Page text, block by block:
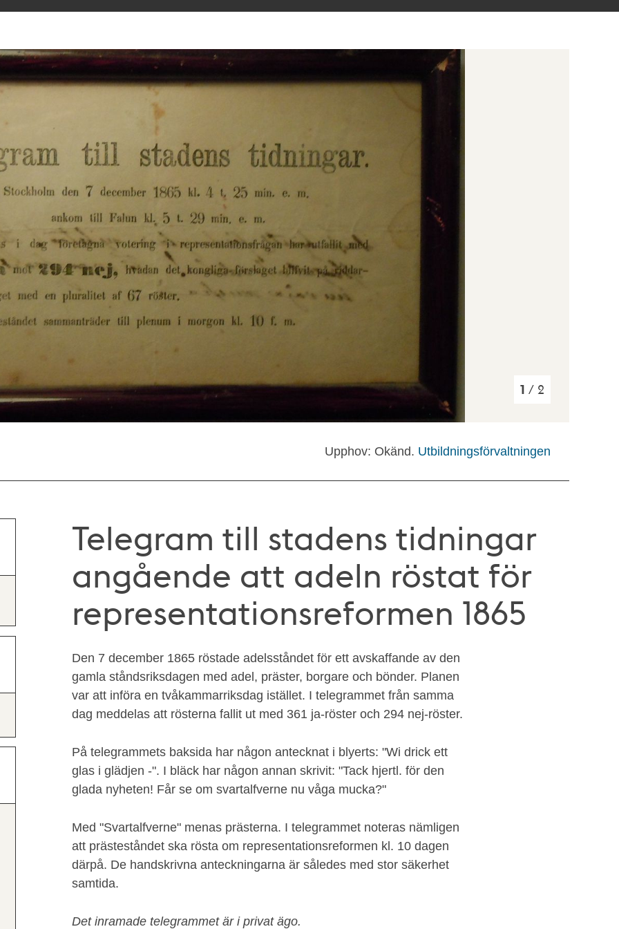
1 / 2
Upphov: Okänd. Utbildningsförvaltningen
Telegram till stadens tidningar
angående att adeln röstat för
representationsreformen 1865
Den 7 december 1865 röstade adelsståndet för ett avskaffande av den
gamla ståndsriksdagen med adel, präster, borgare och bönder. Planen
var att införa en tvåkammarriksdag istället. I telegrammet från samma
dag meddelas att rösterna fallit ut med 361 ja-röster och 294 nej-röster.
På telegrammets baksida har någon antecknat i blyerts: "Wi drick ett
glas i glädjen -". I bläck har någon annan skrivit: "Tack hjertl. för den
glada nyheten! Får se om svartalfverne nu våga mucka?"
Med "Svartalfverne" menas prästerna. I telegrammet noteras nämligen
att prästeståndet ska rösta om representationsreformen kl. 10 dagen
därpå. De handskrivna anteckningarna är således med stor säkerhet
samtida.
Det inramade telegrammet är i privat ägo.